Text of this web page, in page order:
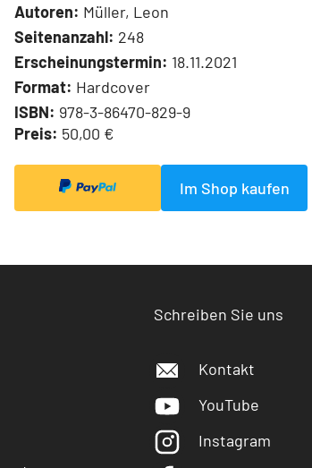
Autoren: Müller, Leon
Seitenanzahl: 248
Erscheinungstermin: 18.11.2021
Format: Hardcover
ISBN: 978-3-86470-829-9
Preis: 50,00 €
Im Shop kaufen
Schreiben Sie uns
Kontakt
YouTube
Instagram